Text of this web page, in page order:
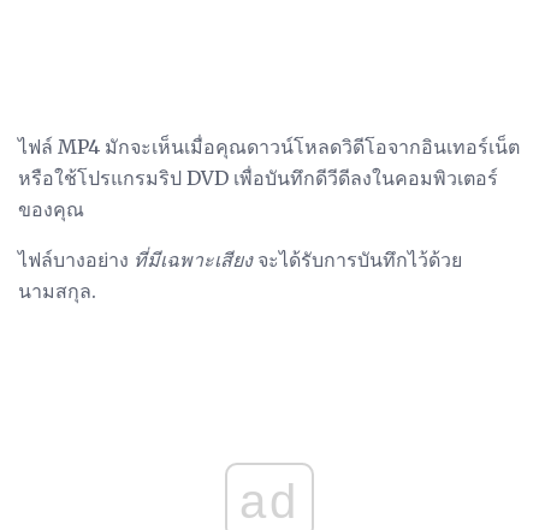
ไฟล์ MP4 มักจะเห็นเมื่อคุณดาวน์โหลดวิดีโอจากอินเทอร์เน็ต
หรือใช้โปรแกรมริป DVD เพื่อบันทึกดีวีดีลงในคอมพิวเตอร์
ของคุณ
ไฟล์บางอย่าง ที่มีเฉพาะเสียงจะได้รับการบันทึกไว้ด้วย
นามสกุล.
ad